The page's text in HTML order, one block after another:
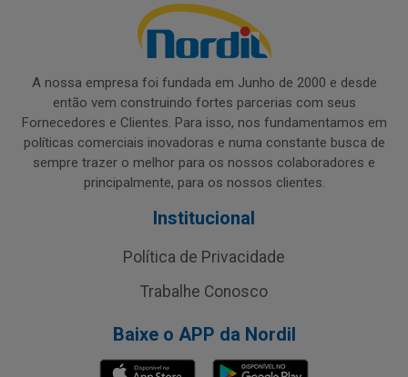
A nossa empresa foi fundada em Junho de 2000 e desde
então vem construindo fortes parcerias com seus
Fornecedores e Clientes. Para isso, nos fundamentamos em
políticas comerciais inovadoras e numa constante busca de
sempre trazer o melhor para os nossos colaboradores e
principalmente, para os nossos clientes.
Institucional
Política de Privacidade
Trabalhe Conosco
Baixe o APP da Nordil